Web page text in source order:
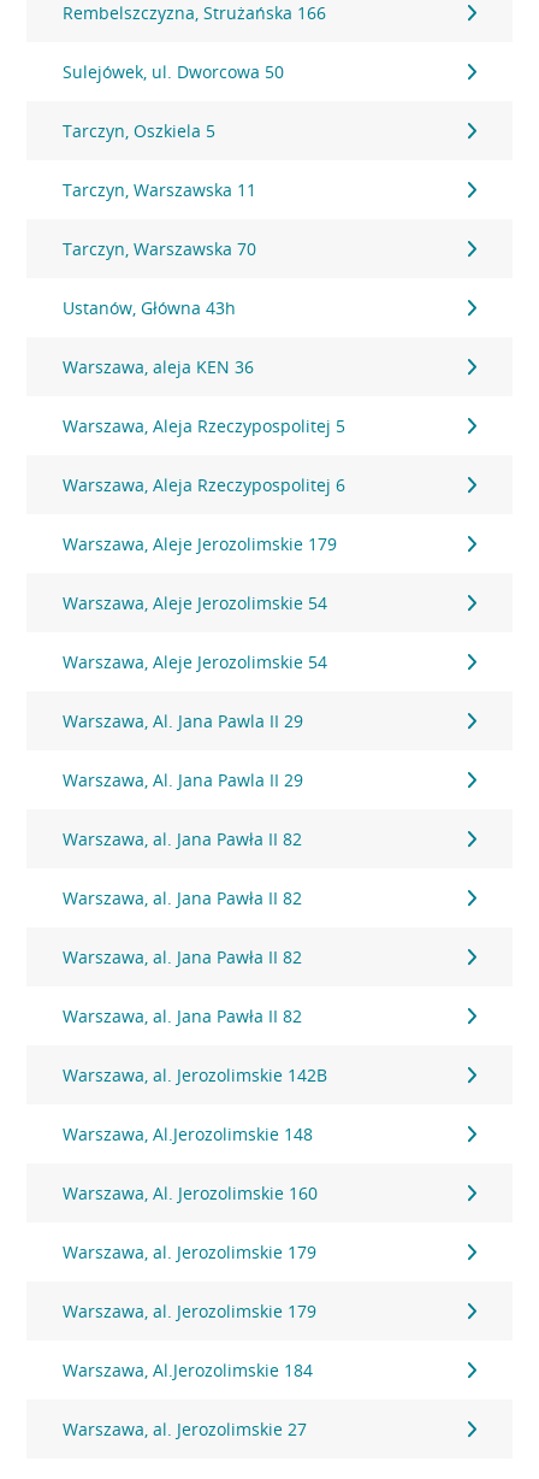
Rembelszczyzna, Strużańska 166
Sulejówek, ul. Dworcowa 50
Tarczyn, Oszkiela 5
Tarczyn, Warszawska 11
Tarczyn, Warszawska 70
Ustanów, Główna 43h
Warszawa, aleja KEN 36
Warszawa, Aleja Rzeczypospolitej 5
Warszawa, Aleja Rzeczypospolitej 6
Warszawa, Aleje Jerozolimskie 179
Warszawa, Aleje Jerozolimskie 54
Warszawa, Aleje Jerozolimskie 54
Warszawa, Al. Jana Pawla II 29
Warszawa, Al. Jana Pawla II 29
Warszawa, al. Jana Pawła II 82
Warszawa, al. Jana Pawła II 82
Warszawa, al. Jana Pawła II 82
Warszawa, al. Jana Pawła II 82
Warszawa, al. Jerozolimskie 142B
Warszawa, Al.Jerozolimskie 148
Warszawa, Al. Jerozolimskie 160
Warszawa, al. Jerozolimskie 179
Warszawa, al. Jerozolimskie 179
Warszawa, Al.Jerozolimskie 184
Warszawa, al. Jerozolimskie 27